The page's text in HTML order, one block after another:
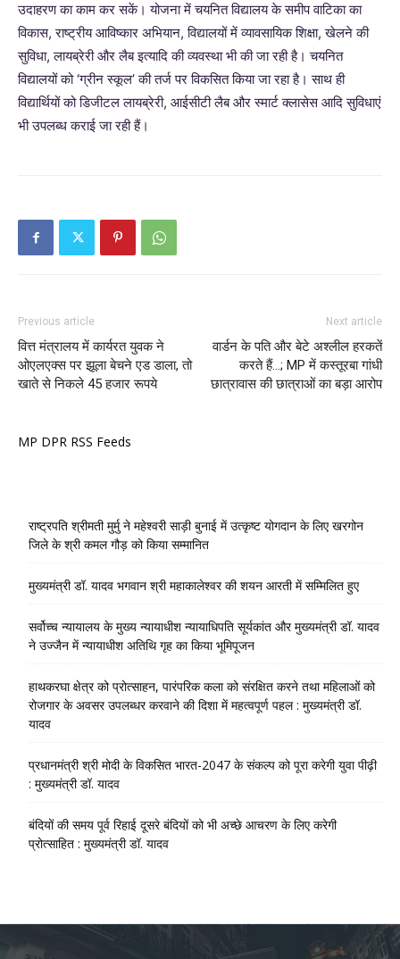
उदाहरण का काम कर सकें। योजना में चयनित विद्यालय के समीप वाटिका का
विकास, राष्ट्रीय आविष्कार अभियान, विद्यालयों में व्यावसायिक शिक्षा, खेलने की
सुविधा, लायब्रेरी और लैब इत्यादि की व्यवस्था भी की जा रही है। चयनित
विद्यालयों को ‘ग्रीन स्कूल’ की तर्ज पर विकसित किया जा रहा है। साथ ही
विद्यार्थियों को डिजीटल लायब्रेरी, आईसीटी लैब और स्मार्ट क्लासेस आदि सुविधाएं
भी उपलब्ध कराई जा रही हैं।
Previous article
वित्त मंत्रालय में कार्यरत युवक ने
ओएलएक्स पर झूला बेचने एड डाला, तो
खाते से निकले 45 हजार रूपये
Next article
वार्डन के पति और बेटे अश्लील हरकतें
करते हैं…; MP में कस्तूरबा गांधी
छात्रावास की छात्राओं का बड़ा आरोप
MP DPR RSS Feeds
राष्ट्रपति श्रीमती मुर्मु ने महेश्वरी साड़ी बुनाई में उत्कृष्ट योगदान के लिए खरगोन
जिले के श्री कमल गौड़ को किया सम्मानित
मुख्यमंत्री डॉ. यादव भगवान श्री महाकालेश्‍वर की शयन आरती में सम्मिलित हुए
सर्वोच्च न्यायालय के मुख्‍य न्‍यायाधीश न्यायाधिपति सूर्यकांत और मुख्यमंत्री डॉ. यादव
ने उज्जैन में न्यायाधीश अतिथि गृह का किया भूमिपूजन
हाथकरघा क्षेत्र को प्रोत्साहन, पारंपरिक कला को संरक्षित करने तथा महिलाओं को
रोजगार के अवसर उपलब्धर करवाने की दिशा में महत्वपूर्ण पहल : मुख्यमंत्री डॉ.
यादव
प्रधानमंत्री श्री मोदी के विकसित भारत-2047 के संकल्प को पूरा करेगी युवा पीढ़ी
: मुख्यमंत्री डॉ. यादव
बंदियों की समय पूर्व रिहाई दूसरे बंदियों को भी अच्छे आचरण के लिए करेगी
प्रोत्साहित : मुख्यमंत्री डॉ. यादव